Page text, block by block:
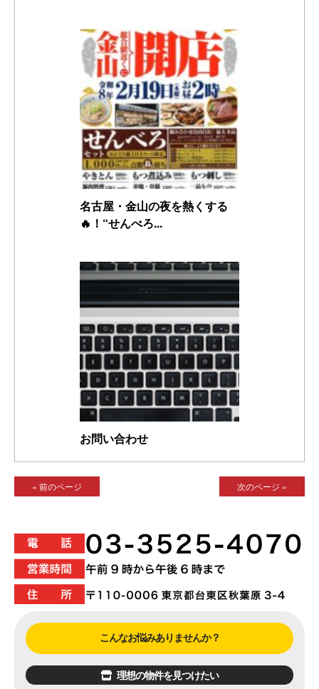
名古屋・金山の夜を熱くする
🔥！“せんべろ...
お問い合わせ
« 前のページ 次のページ »
こんなお悩みありませんか？
理想の物件を見つけたい